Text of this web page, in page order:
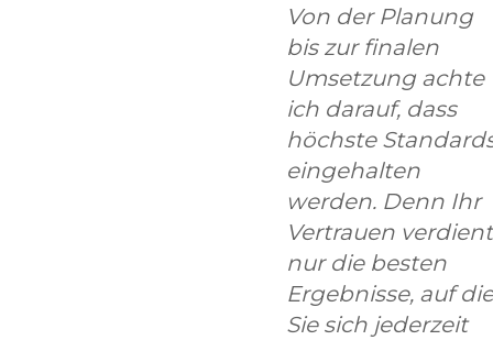
Von der Planung
bis zur finalen
Umsetzung achte
ich darauf, dass
höchste
eingehalten
werden. Denn Ihr
Vertrauen verdient
nur die besten
Ergebnisse, auf die
Sie sich jederzeit